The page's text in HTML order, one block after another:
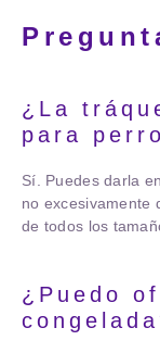
¿La
para
Sí. Puedes darla
no excesivamente
de todos los
¿Puedo